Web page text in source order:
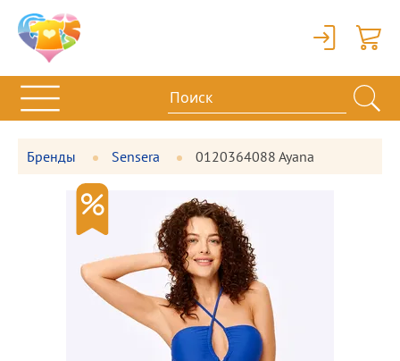
Вход
Бренды Sensera 0120364088 Ayana
товара
Большая
фотография